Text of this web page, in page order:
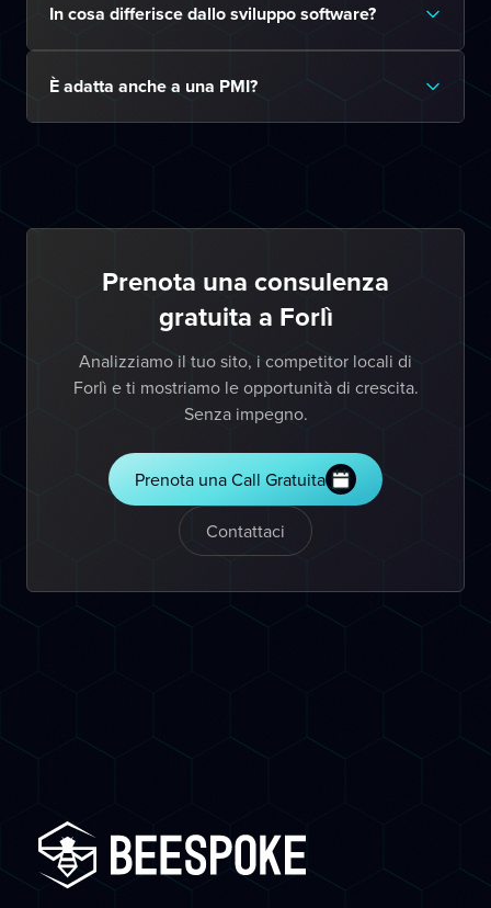
In cosa differisce dallo sviluppo software?
È adatta anche a una PMI?
Prenota una consulenza
gratuita a Forlì
Analizziamo il tuo sito, i competitor locali di
Forlì e ti mostriamo le opportunità di crescita.
Senza impegno.
Prenota una Call Gratuita
Contattaci